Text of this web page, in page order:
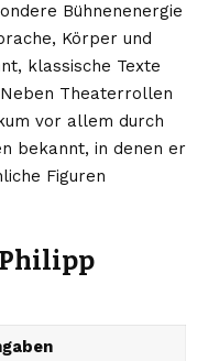
Bühnenenergie
Körper und
klassische Texte
Theaterrollen
vor allem durch
bekannt, in denen er
Figuren